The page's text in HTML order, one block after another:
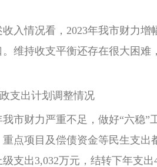
情况看，2023年我市财力增
维持收支平衡还存在很大困
出计划调整情况
财力严重不足，做好“六稳”
点项目及偿债资金等民生支出
支出3,032万元，结转下年支